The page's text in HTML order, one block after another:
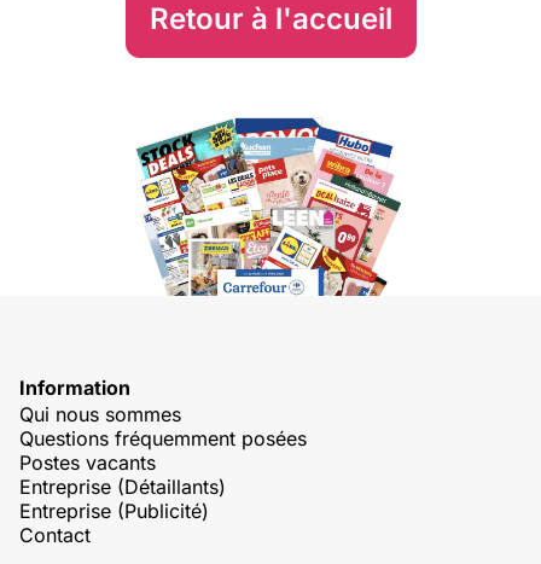
Retour à l'accueil
Information
Qui nous sommes
Questions fréquemment posées
Postes vacants
Entreprise (Détaillants)
Entreprise (Publicité)
Contact